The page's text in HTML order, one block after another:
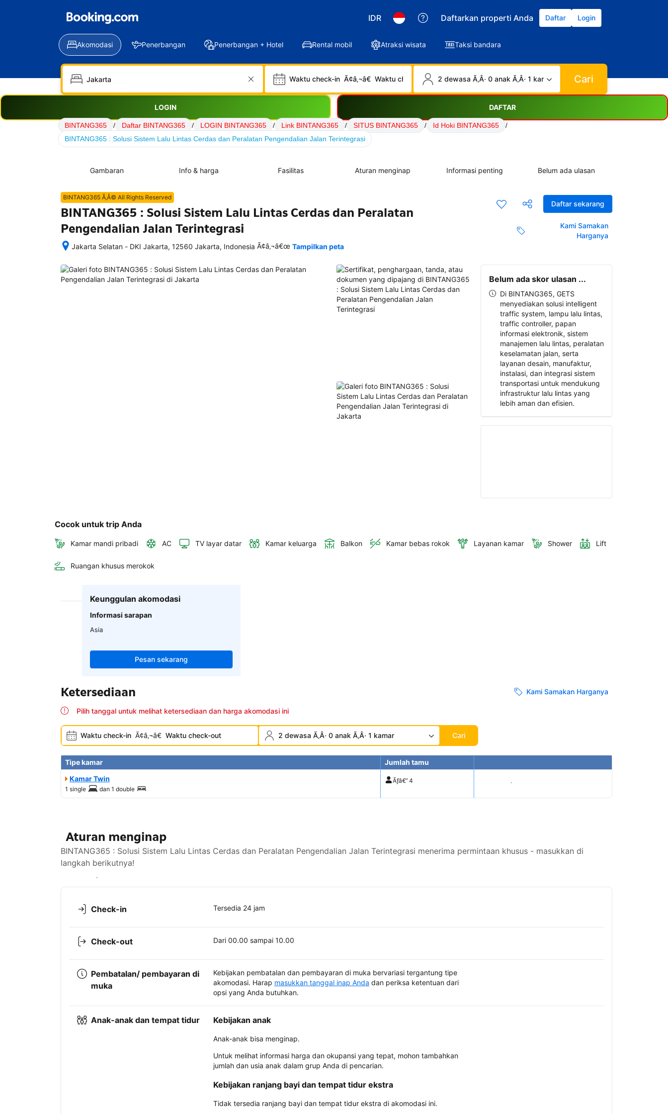
IDR Daftarkan properti Anda Daftar Login
Akomodasi Penerbangan Penerbangan + Hotel Rental mobil Atraksi wisata Taksi bandara
Waktu check-in Ã¢â‚¬â€ Waktu check-out 2 dewasa Ã‚Â· 0 anak Ã‚Â· 1 kamar Cari
LOGIN DAFTAR
BINTANG365 / Daftar BINTANG365 / LOGIN BINTANG365 / Link BINTANG365 / SITUS BINTANG365 / Id Hoki BINTANG365
/
BINTANG365 : Solusi Sistem Lalu Lintas Cerdas dan Peralatan Pengendalian Jalan Terintegrasi
Gambaran Info & harga Fasilitas Aturan menginap Informasi penting Belum ada ulasan
Daftar sekarang
Kami Samakan
Harganya
BINTANG365 Ã‚Â© All Rights Reserved
BINTANG365 : Solusi Sistem Lalu Lintas Cerdas dan Peralatan
Pengendalian Jalan Terintegrasi
Jakarta Selatan - DKI Jakarta, 12560 Jakarta, Indonesia
memesan,
semua
rincian
Ã¢â‚¬â€œ Tampilkan peta
Belum ada skor ulasan ...
Di BINTANG365, GETS
menyediakan solusi intelligent
traffic system, lampu lalu lintas,
traffic controller, papan
informasi elektronik, sistem
manajemen lalu lintas, peralatan
keselamatan jalan, serta
layanan desain, manufaktur,
instalasi, dan integrasi sistem
transportasi untuk mendukung
infrastruktur lalu lintas yang
lebih aman dan efisien.
Cocok untuk trip Anda
Kamar mandi pribadi AC TV layar datar Kamar keluarga Balkon Kamar bebas rokok Layanan kamar Shower Lift
Ruangan khusus merokok
Keunggulan akomodasi
Informasi sarapan
Asia
Pesan sekarang
Ketersediaan Kami Samakan Harganya
Pilih tanggal untuk melihat ketersediaan dan harga akomodasi ini
Waktu check-in Ã¢â‚¬â€ Waktu check-out 2 dewasa Ã‚Â· 0 anak Ã‚Â· 1 kamar Cari
Tipe kamar
Jumlah tamu
Kamar Twin
1 single dan 1 double
Ãƒâ€” 4 Tampilkan harga
Aturan menginap
BINTANG365 : Solusi Sistem Lalu Lintas Cerdas dan Peralatan Pengendalian Jalan Terintegrasi menerima permintaan khusus - masukkan di
langkah berikutnya!
Lihat ketersediaan
Check-in Tersedia 24 jam
Check-out Dari 00.00 sampai 10.00
Pembatalan/ pembayaran di
muka
Kebijakan pembatalan dan pembayaran di muka bervariasi tergantung tipe
akomodasi. Harap masukkan tanggal inap Anda dan periksa ketentuan dari
opsi yang Anda butuhkan.
Anak-anak dan tempat tidur Kebijakan anak
Anak-anak bisa menginap.
Untuk melihat informasi harga dan okupansi yang tepat, mohon tambahkan
jumlah dan usia anak dalam grup Anda di pencarian.
Kebijakan ranjang bayi dan tempat tidur ekstra
Tidak tersedia ranjang bayi dan tempat tidur ekstra di akomodasi ini.